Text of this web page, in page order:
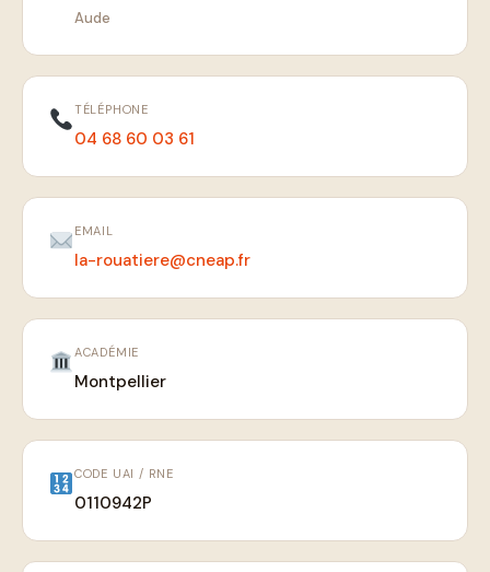
Aude
TÉLÉPHONE
04 68 60 03 61
EMAIL
la-rouatiere@cneap.fr
ACADÉMIE
Montpellier
CODE UAI / RNE
0110942P